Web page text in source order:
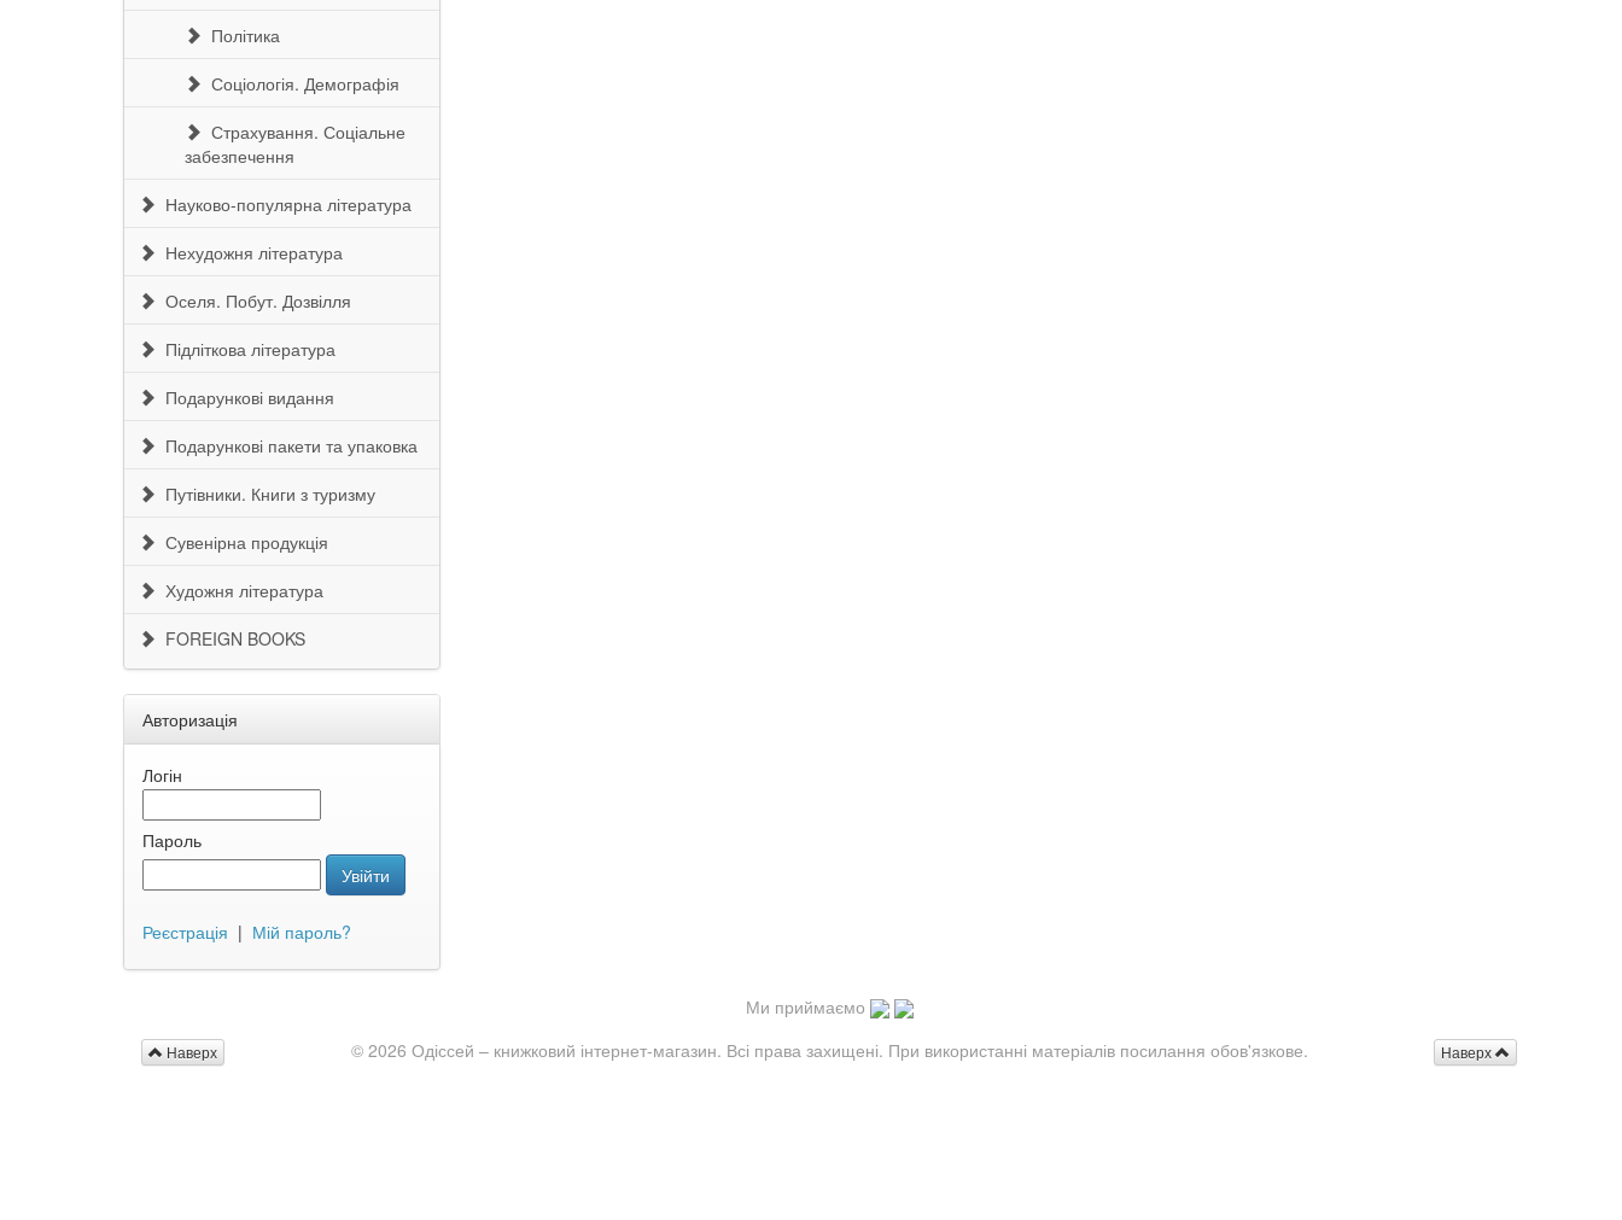
Політика
Соціологія. Демографія
Страхування. Соціальне
забезпечення
Науково-популярна література
Нехудожня література
Оселя. Побут. Дозвілля
Підліткова література
Подарункові видання
Подарункові пакети та упаковка
Путівники. Книги з туризму
Сувенірна продукція
Художня література
FOREIGN BOOKS
Авторизація
Логін
Пароль
Увійти
Реєстрація | Мій пароль?
Ми приймаємо
Наверх
Наверх © 2026 Одіссей – книжковий інтернет-магазин. Всі права захищені. При використанні матеріалів посилання обов'язкове.